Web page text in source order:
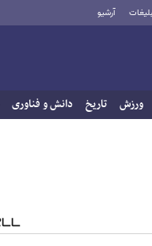
آرشیو
ورزش تاریخ دانش و فناوری